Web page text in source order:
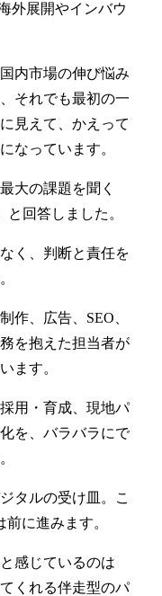
外展開やインバウ
内市場の伸び悩み
それでも最初の一
見えて、かえって
なっています。
大の課題を聞く
と回答しました。
く、判断と責任を
作、広告、SEO、
を抱えた担当者が
ます。
用・育成、現地パ
を、バラバラにで
タルの受け皿。こ
に進みます。
感じているのは
くれる伴走型のパ